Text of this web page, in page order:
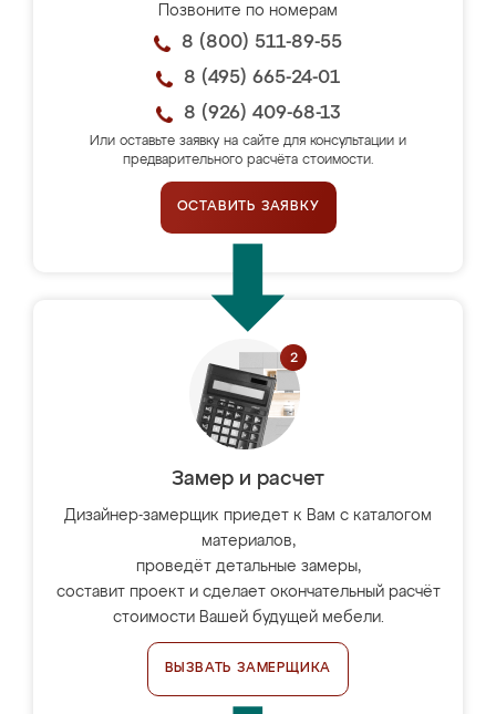
Позвоните по номерам
8 (800) 511-89-55
8 (495) 665-24-01
8 (926) 409-68-13
Или оставьте заявку на сайте для консультации и
предварительного расчёта стоимости.
ОСТАВИТЬ ЗАЯВКУ
Замер и расчет
Дизайнер-замерщик приедет к Вам с каталогом
материалов,
проведёт детальные замеры,
составит проект и сделает окончательный расчёт
стоимости Вашей будущей мебели.
ВЫЗВАТЬ ЗАМЕРЩИКА